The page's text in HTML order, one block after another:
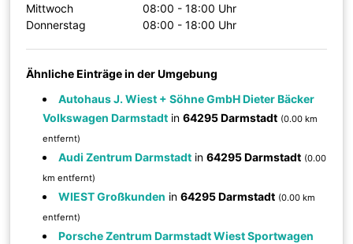
Mittwoch
08:00 - 18:00 Uhr
Donnerstag
08:00 - 18:00 Uhr
Ähnliche Einträge in der Umgebung
Autohaus J. Wiest + Söhne GmbH Dieter Bäcker
Volkswagen Darmstadt in64295 Darmstadt (0.00 km
entfernt)
Audi Zentrum Darmstadt in64295 Darmstadt (0.00
km entfernt)
WIEST Großkunden in64295 Darmstadt (0.00 km
entfernt)
Porsche Zentrum Darmstadt Wiest Sportwagen